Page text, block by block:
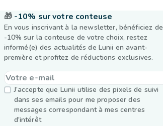
🎁 -10% sur votre conteuse
En vous inscrivant à la newsletter, bénéficiez de
-10% sur la conteuse de votre choix, restez
informé(e) des actualités de Lunii en avant-
première et profitez de réductions exclusives.
J’accepte que Lunii utilise des pixels de suivi
dans ses emails pour me proposer des
messages correspondant à mes centres
d'intérêt